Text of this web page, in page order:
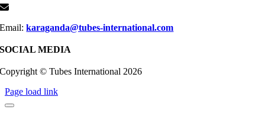
Email:karaganda@tubes-international.com
SOCIAL MEDIA
Copyright © Tubes International 2026
Page load link